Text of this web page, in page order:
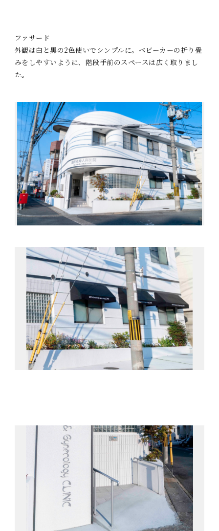
ファサード
外観は白と黒の2色使いでシンプルに。ベビーカーの折り畳
みをしやすいように、階段手前のスペースは広く取りまし
た。